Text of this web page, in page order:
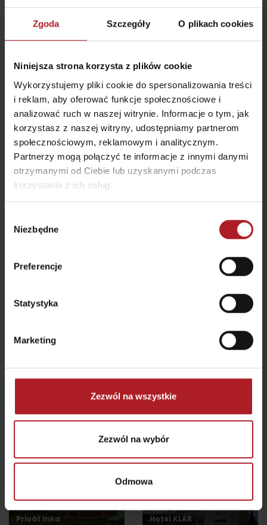
Zgoda Szczegóły O plikach cookies
Niniejsza strona korzysta z plików cookie
Wykorzystujemy pliki cookie do spersonalizowania treści
i reklam, aby oferować funkcje społecznościowe i
analizować ruch w naszej witrynie. Informacje o tym, jak
korzystasz z naszej witryny, udostępniamy partnerom
społecznościowym, reklamowym i analitycznym.
Partnerzy mogą połączyć te informacje z innymi danymi
otrzymanymi od Ciebie lub uzyskanymi podczas
korzystania z ich usług.
zgody
Niezbędne
Preferencje
Statystyka
Marketing
Zezwól na wszystkie
Zezwól na wybór
Odmowa
Ogród ptaków wróżki
Liptovské Revúce
Źródła w kąpieliskach
żółwiowych Korytnica
Liptovská Osada
Ferrata Dve veže
Schronisko Limba
Národný park Veľká
Liptovská Osada
Všetky zážitky a relax
Gdzie się zatrzymać w pobliżu:
Privát Inka
Hotel KLAR